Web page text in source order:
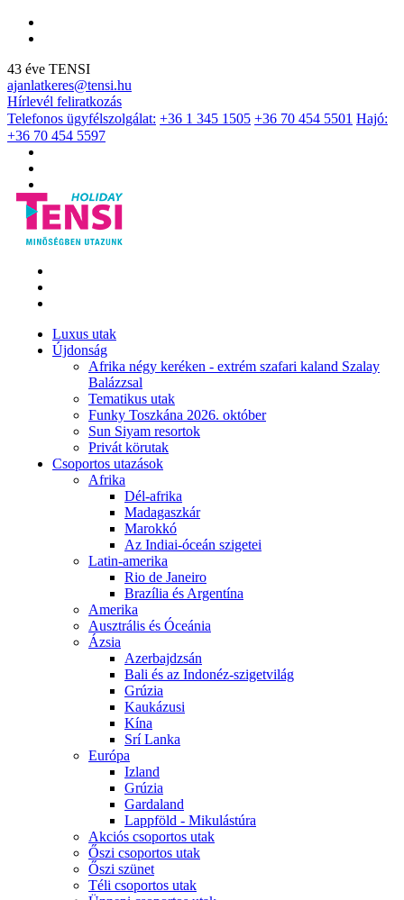
43 éve TENSI
ajanlatkeres@tensi.hu
Hírlevél feliratkozás
Telefonos ügyfélszolgálat: +36 1 345 1505 +36 70 454 5501 Hajó:
+36 70 454 5597
Luxus utak
Újdonság
Afrika négy keréken - extrém szafari kaland Szalay
Balázzsal
Tematikus utak
Funky Toszkána 2026. október
Sun Siyam resortok
Privát körutak
Csoportos utazások
Afrika
Dél-afrika
Madagaszkár
Marokkó
Az Indiai-óceán szigetei
Latin-amerika
Rio de Janeiro
Brazília és Argentína
Amerika
Ausztrális és Óceánia
Ázsia
Azerbajdzsán
Bali és az Indonéz-szigetvilág
Grúzia
Kaukázusi
Kína
Srí Lanka
Európa
Izland
Grúzia
Gardaland
Lappföld - Mikulástúra
Akciós csoportos utak
Őszi csoportos utak
Őszi szünet
Téli csoportos utak